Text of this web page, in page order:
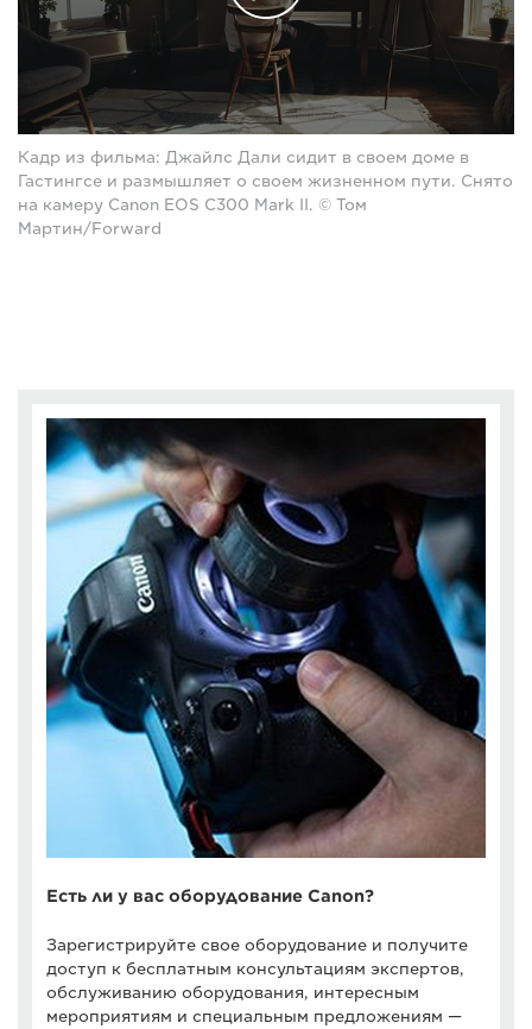
Кадр из фильма: Джайлс Дали сидит в своем доме в
Гастингсе и размышляет о своем жизненном пути. Снято
на камеру Canon EOS C300 Mark II. © Том
Мартин/Forward
Есть ли у вас оборудование Canon?
Зарегистрируйте свое оборудование и получите
доступ к бесплатным консультациям экспертов,
обслуживанию оборудования, интересным
мероприятиям и специальным предложениям —